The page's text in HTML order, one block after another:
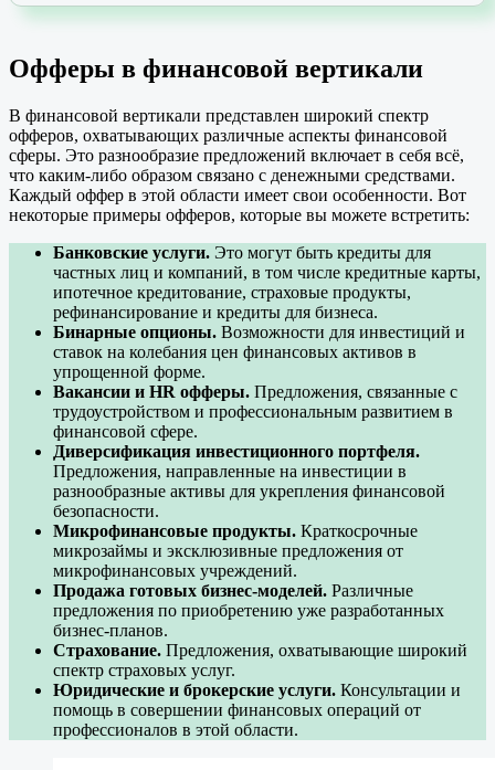
Офферы в финансовой вертикали
В финансовой вертикали представлен широкий спектр
офферов, охватывающих различные аспекты финансовой
сферы. Это разнообразие предложений включает в себя всё,
что каким-либо образом связано с денежными средствами.
Каждый оффер в этой области имеет свои особенности. Вот
некоторые примеры офферов, которые вы можете встретить:
Банковские услуги. Это могут быть кредиты для
частных лиц и компаний, в том числе кредитные карты,
ипотечное кредитование, страховые продукты,
рефинансирование и кредиты для бизнеса.
Бинарные опционы. Возможности для инвестиций и
ставок на колебания цен финансовых активов в
упрощенной форме.
Вакансии и HR офферы. Предложения, связанные с
трудоустройством и профессиональным развитием в
финансовой сфере.
Диверсификация инвестиционного портфеля.
Предложения, направленные на инвестиции в
разнообразные активы для укрепления финансовой
безопасности.
Микрофинансовые продукты. Краткосрочные
микрозаймы и эксклюзивные предложения от
микрофинансовых учреждений.
Продажа готовых бизнес-моделей. Различные
предложения по приобретению уже разработанных
бизнес-планов.
Страхование. Предложения, охватывающие широкий
спектр страховых услуг.
Юридические и брокерские услуги. Консультации и
помощь в совершении финансовых операций от
профессионалов в этой области.